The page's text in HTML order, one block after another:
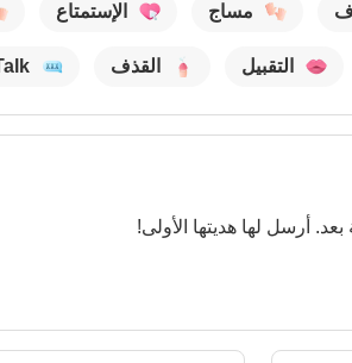
مساج الإستمتاع
التقبيل القذف
أرسل لها هديتها الأولى!